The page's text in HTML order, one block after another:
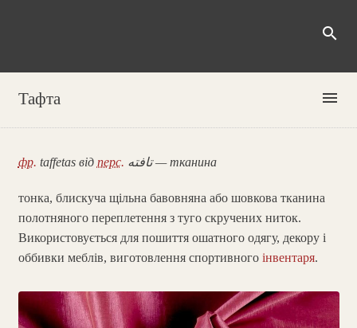
search
Тафта menu
фр. taffetas від перс. تافته‎ — тканина
тонка, блискуча щільна бавовняна або шовкова тканина
полотняного переплетення з туго скручених ниток.
Використовується для пошиття ошатного одягу, декору і
оббивки меблів, виготовлення спортивного інвентаря.